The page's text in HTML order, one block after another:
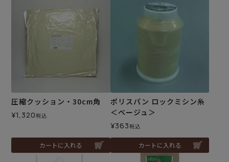
圧縮クッション・30cm角
¥1,320税込
カートに入れる
ポリスパン ロックミシン糸
＜ベージュ＞
¥363税込
カートに入れる